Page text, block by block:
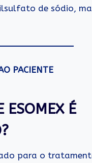
de sódio,
PACIENTE
ESOMEX É
para o